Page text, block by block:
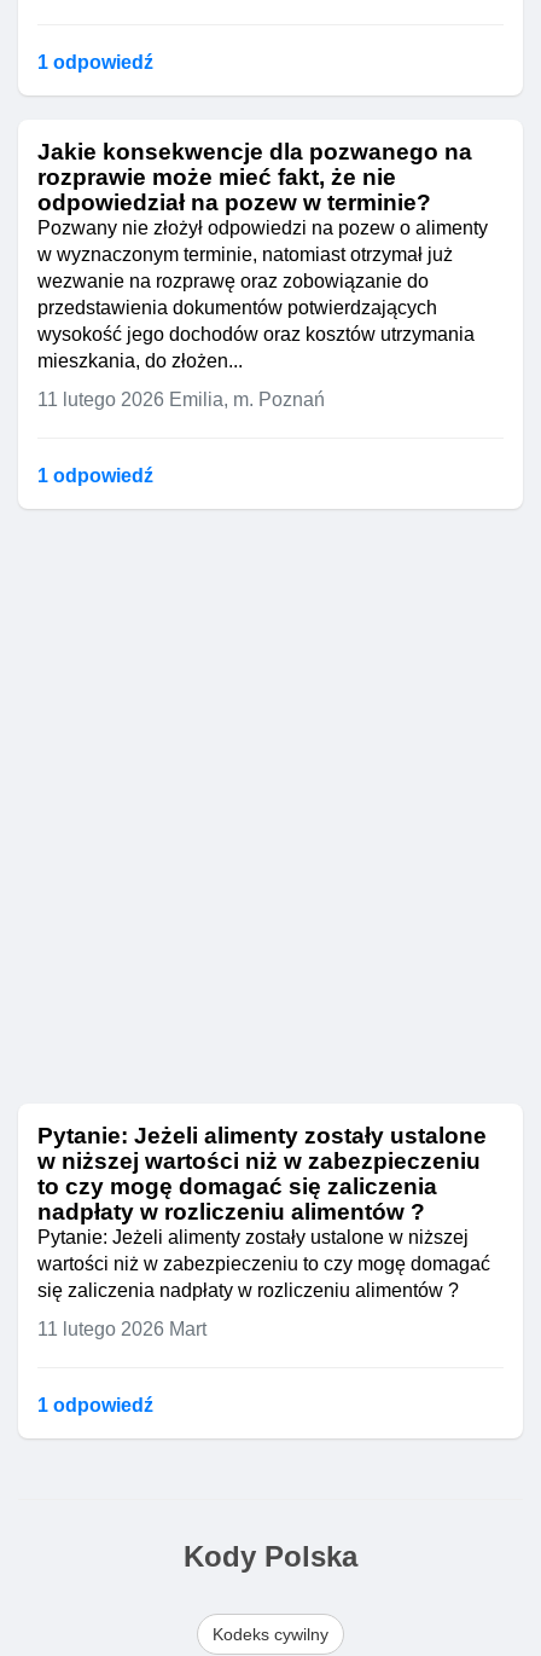
1 odpowiedź
Jakie konsekwencje dla pozwanego na
rozprawie może mieć fakt, że nie
odpowiedział na pozew w terminie?
Pozwany nie złożył odpowiedzi na pozew o alimenty
w wyznaczonym terminie, natomiast otrzymał już
wezwanie na rozprawę oraz zobowiązanie do
przedstawienia dokumentów potwierdzających
wysokość jego dochodów oraz kosztów utrzymania
mieszkania, do złożen...
11 lutego 2026 Emilia, m. Poznań
1 odpowiedź
Pytanie: Jeżeli alimenty zostały ustalone
w niższej wartości niż w zabezpieczeniu
to czy mogę domagać się zaliczenia
nadpłaty w rozliczeniu alimentów ?
Pytanie: Jeżeli alimenty zostały ustalone w niższej
wartości niż w zabezpieczeniu to czy mogę domagać
się zaliczenia nadpłaty w rozliczeniu alimentów ?
11 lutego 2026 Mart
1 odpowiedź
Kody Polska
Kodeks cywilny